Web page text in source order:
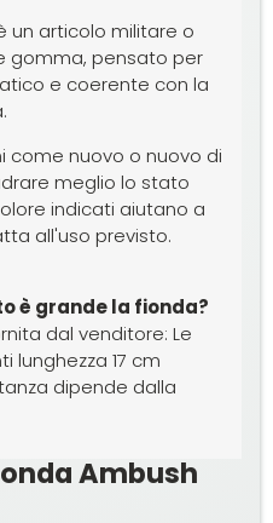
un articolo militare o
gomma, pensato per
e coerente con la
come nuovo o nuovo di
meglio lo stato
indicati aiutano a
all'uso previsto.
è grande la fionda?
dal venditore: Le
lunghezza 17 cm
dipende dalla
Ambush